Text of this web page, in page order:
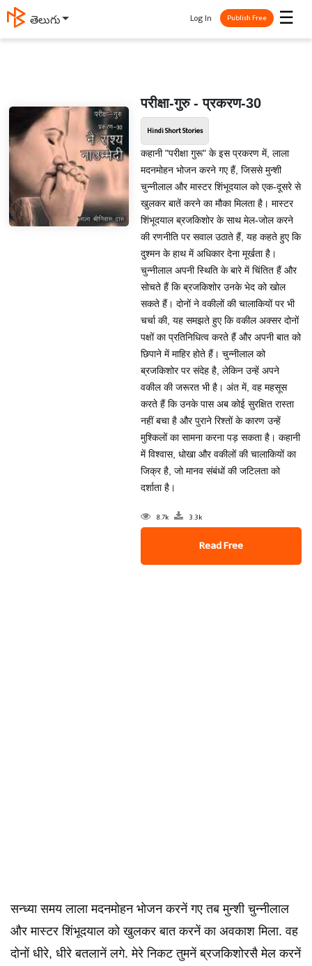
తెలుగు ☰
Log In Publish Free
परीक्षा-गुरु - प्रकरण-30
Hindi Short Stories
कहानी "परीक्षा गुरू" के इस प्रकरण में, लाला
मदनमोहन भोजन करने गए हैं, जिससे मुन्शी
चुन्‍नीलाल और मास्‍टर शिंभूदयाल को एक-दूसरे से
खुलकर बातें करने का मौका मिलता है। मास्‍टर
शिंभूदयाल ब्रजकिशोर के साथ मेल-जोल करने
की रणनीति पर सवाल उठाते हैं, यह कहते हुए कि
दुश्मन के हाथ में अधिकार देना मूर्खता है।
चुन्‍नीलाल अपनी स्थिति के बारे में चिंतित हैं और
सोचते हैं कि ब्रजकिशोर उनके भेद को खोल
सकते हैं। दोनों ने वकीलों की चालाकियों पर भी
चर्चा की, यह समझते हुए कि वकील अक्सर दोनों
पक्षों का प्रतिनिधित्व करते हैं और अपनी बात को
छिपाने में माहिर होते हैं। चुन्‍नीलाल को
ब्रजकिशोर पर संदेह है, लेकिन उन्हें अपने
वकील की जरूरत भी है। अंत में, वह महसूस
करते हैं कि उनके पास अब कोई सुरक्षित रास्ता
नहीं बचा है और पुराने रिश्तों के कारण उन्हें
मुश्किलों का सामना करना पड़ सकता है। कहानी
में विश्वास, धोखा और वकीलों की चालाकियों का
जिक्र है, जो मानव संबंधों की जटिलता को
दर्शाता है।
8.7k 3.3k
Read Free
सन्‍ध्‍या समय लाला मदनमोहन भोजन करनें गए तब मुन्शी चुन्‍नीलाल
और मास्‍टर शिंभूदयाल को खुलकर बात करनें का अवकाश मिला. वह
दोनों धीरे, धीरे बतलानें लगे. मेरे निकट तुमनें ब्रजकिशोरसै मेल करनें